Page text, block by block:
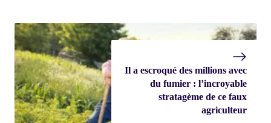
Il a escroqué des millions avec
du fumier : l’incroyable
stratagème de ce faux
agriculteur